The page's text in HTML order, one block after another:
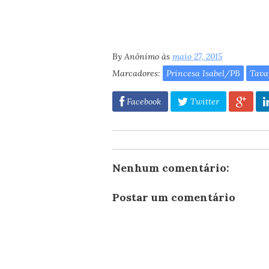
By Anônimo às maio 27, 2015
Marcadores:
Princesa Isabel/PB
Facebook Twitter
Nenhum comentário:
Postar um comentário